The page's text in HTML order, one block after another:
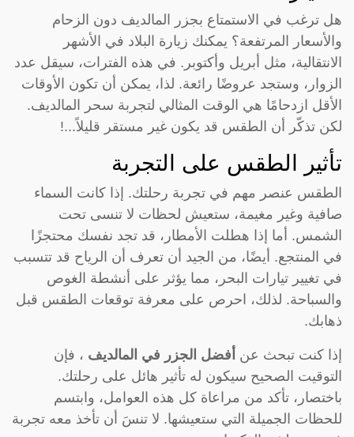
هل ترغب في الاستمتاع بجزر المالديف دون الزحام
والأسعار المرتفعة؟ يمكنك زيارة البلاد في الأشهر
الانتقالية، مثل أبريل وأكتوبر. في هذه الفترات، سيقل عدد
الزوار، وستجد عروضًا رائعة. لذا، يمكن أن تكون الأوقات
الأقل ازدحامًا هي الوقت المثالي لتجربة سحر المالديف.
لكن تذكّر أن الطقس قد يكون غير مستقر قليلاً...!
تأثير الطقس على التجربة
الطقس عنصر مهم في تجربة رحلتك. إذا كانت السماء
صافية وغير مغيمة، ستعيش لحظات لا تنسى تحت
الشمس. أما إذا هطلت الأمطار، قد تجد نفسك محتجزًا
في المنتجع. أيضًا، من الجيد أن تعرف أن الرياح قد تتسبب
في تغيير تيارات البحر، مما يؤثر على أنشطة الغوص
والسباحة. لذلك، احرص على معرفة توقعات الطقس قبل
ذهابك.
إذا كنت تبحث عن أفضل الجزر في المالديف ، فإن
التوقيت الصحيح سيكون له تأثير هائل على رحلتك.
باختصار، تأكد من مراعاة كل هذه العوامل، وابتسم
للحظات الجميلة التي ستعيشها. لا تنسَ أن تأخذ معه تجربة